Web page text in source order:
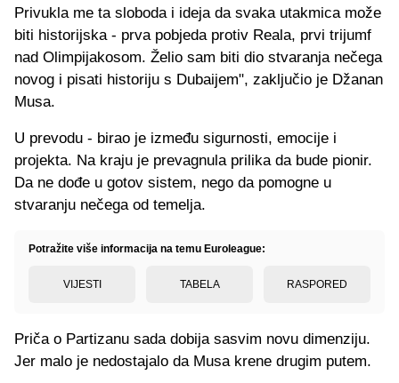
Privukla me ta sloboda i ideja da svaka utakmica može
biti historijska - prva pobjeda protiv Reala, prvi trijumf
nad Olimpijakosom. Želio sam biti dio stvaranja nečega
novog i pisati historiju s Dubaijem", zaključio je Džanan
Musa.
U prevodu - birao je između sigurnosti, emocije i
projekta. Na kraju je prevagnula prilika da bude pionir.
Da ne dođe u gotov sistem, nego da pomogne u
stvaranju nečega od temelja.
Potražite više informacija na temu Euroleague:
VIJESTI TABELA RASPORED
Priča o Partizanu sada dobija sasvim novu dimenziju.
Jer malo je nedostajalo da Musa krene drugim putem.